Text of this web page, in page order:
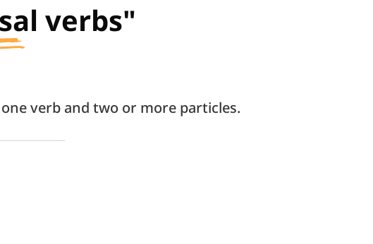
verbs"
verb and two or more particles.